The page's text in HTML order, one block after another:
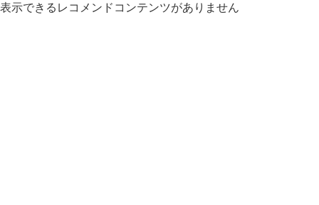
表示できるレコメンドコンテンツがありません